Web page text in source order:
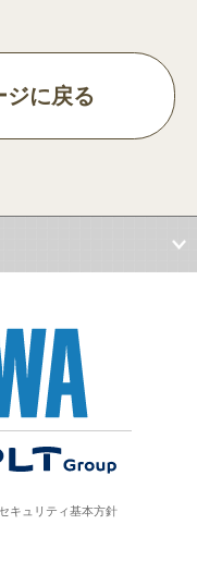
ジに戻る
キュリティ基本方針